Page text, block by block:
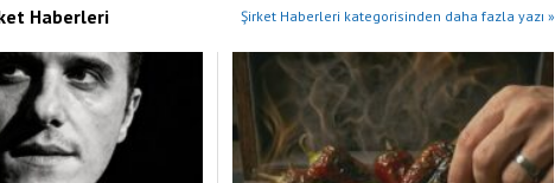
Haberleri Şirket Haberleri kategorisinden daha fazla yazı »